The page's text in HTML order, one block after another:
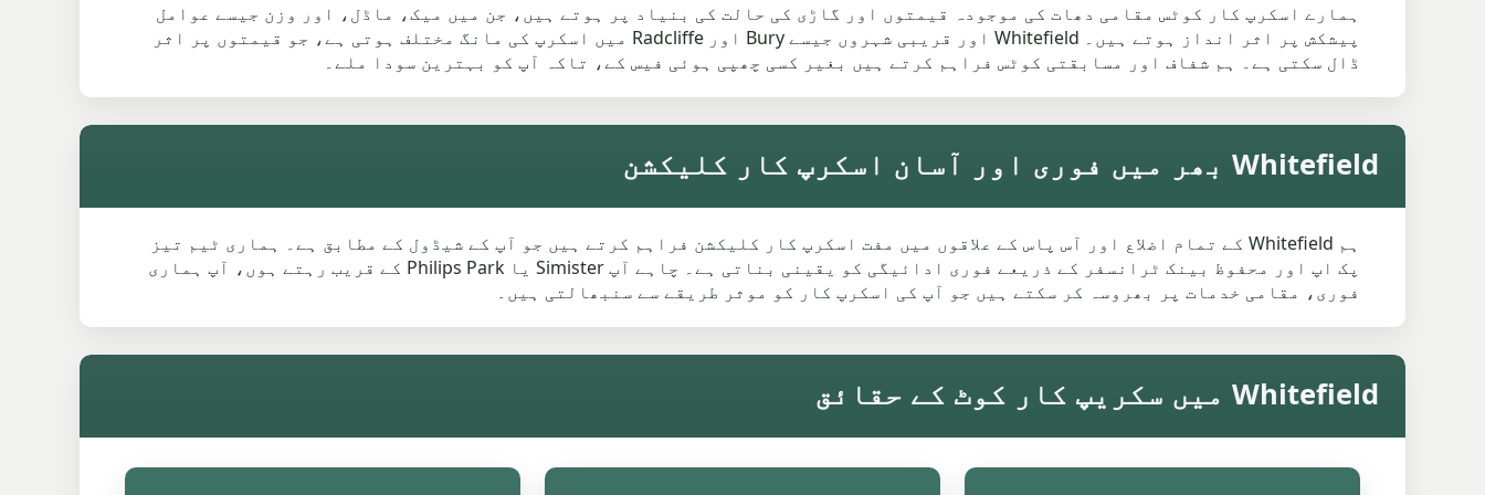
ہمارے اسکرپ کار کوٹس مقامی دھات کی موجودہ قیمتوں اور گاڑی کی حالت کی بنیاد پر ہوتے ہیں، جن میں میک، ماڈل، اور وزن جیسے عوامل
پیشکش پر اثر انداز ہوتے ہیں۔ Whitefield اور قریبی شہروں جیسے Bury اور Radcliffe میں اسکرپ کی مانگ مختلف ہوتی ہے، جو قیمتوں پر اثر
ڈال سکتی ہے۔ ہم شفاف اور مسابقتی کوٹس فراہم کرتے ہیں بغیر کسی چھپی ہوئی فیس کے، تاکہ آپ کو بہترین سودا ملے۔
Whitefield بھر میں فوری اور آسان اسکرپ کار کلیکشن
ہم Whitefield کے تمام اضلاع اور آس پاس کے علاقوں میں مفت اسکرپ کار کلیکشن فراہم کرتے ہیں جو آپ کے شیڈول کے مطابق ہے۔ ہماری ٹیم تیز
پک اپ اور محفوظ بینک ٹرانسفر کے ذریعے فوری ادائیگی کو یقینی بناتی ہے۔ چاہے آپ Simister یا Philips Park کے قریب رہتے ہوں، آپ ہماری
فوری، مقامی خدمات پر بھروسہ کر سکتے ہیں جو آپ کی اسکرپ کار کو موثر طریقے سے سنبھالتی ہیں۔
Whitefield میں سکریپ کار کوٹ کے حقائق